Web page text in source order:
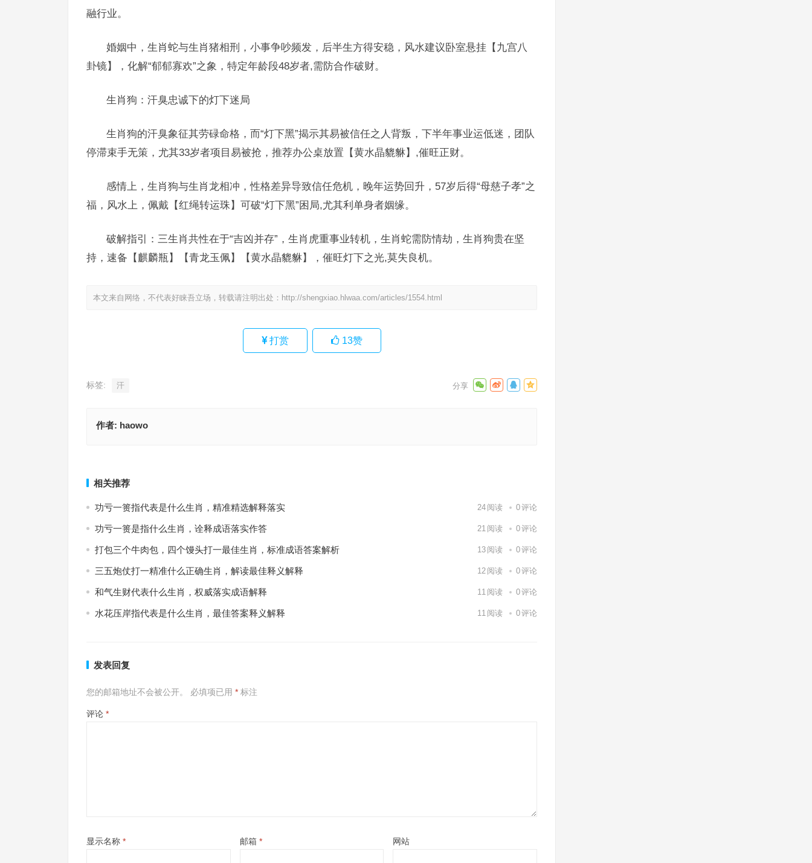
融行业。
婚姻中，生肖蛇与生肖猪相刑，小事争吵频发，后半生方得安稳，风水建议卧室悬挂【九宫八
卦镜】，化解“郁郁寡欢”之象，特定年龄段48岁者,需防合作破财。
生肖狗：汗臭忠诚下的灯下迷局
生肖狗的汗臭象征其劳碌命格，而“灯下黑”揭示其易被信任之人背叛，下半年事业运低迷，团队
停滞束手无策，尤其33岁者项目易被抢，推荐办公桌放置【黄水晶貔貅】,催旺正财。
感情上，生肖狗与生肖龙相冲，性格差异导致信任危机，晚年运势回升，57岁后得“母慈子孝”之
福，风水上，佩戴【红绳转运珠】可破“灯下黑”困局,尤其利单身者姻缘。
破解指引：三生肖共性在于“吉凶并存”，生肖虎重事业转机，生肖蛇需防情劫，生肖狗贵在坚
持，速备【麒麟瓶】【青龙玉佩】【黄水晶貔貅】，催旺灯下之光,莫失良机。
本文来自网络，不代表好睐吾立场，转载请注明出处： http://shengxiao.hlwaa.com/articles/1554.html
打赏 13赞
标签: 汗
作者: haowo
相关推荐
功亏一篑指代表是什么生肖，精准精选解释落实 24 阅读 0评论
功亏一篑是指什么生肖，诠释成语落实作答 21 阅读 0评论
打包三个牛肉包，四个馒头打一最佳生肖，标准成语答案解析 13 阅读 0评论
三五炮仗打一精准什么正确生肖，解读最佳释义解释 12 阅读 0评论
和气生财代表什么生肖，权威落实成语解释 11 阅读 0评论
水花压岸指代表是什么生肖，最佳答案释义解释 11 阅读 0评论
发表回复
您的邮箱地址不会被公开。 必填项已用 * 标注
评论 *
显示名称 * 邮箱 * 网站